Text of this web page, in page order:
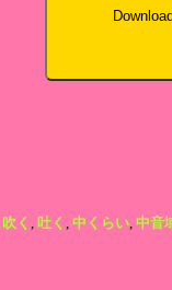
吹く , 吐く , 中くらい, 中音